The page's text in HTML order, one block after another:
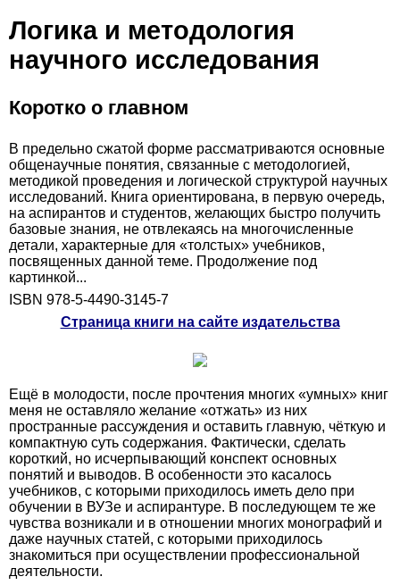
Логика и методология
научного исследования
Коротко о главном
В предельно сжатой форме рассматриваются основные
общенаучные понятия, связанные с методологией,
методикой проведения и логической структурой научных
исследований. Книга ориентирована, в первую очередь,
на аспирантов и студентов, желающих быстро получить
базовые знания, не отвлекаясь на многочисленные
детали, характерные для «толстых» учебников,
посвященных данной теме. Продолжение под
картинкой...
ISBN 978-5-4490-3145-7
Страница книги на сайте издательства
Ещё в молодости, после прочтения многих «умных» книг
меня не оставляло желание «отжать» из них
пространные рассуждения и оставить главную, чёткую и
компактную суть содержания. Фактически, сделать
короткий, но исчерпывающий конспект основных
понятий и выводов. В особенности это касалось
учебников, с которыми приходилось иметь дело при
обучении в ВУЗе и аспирантуре. В последующем те же
чувства возникали и в отношении многих монографий и
даже научных статей, с которыми приходилось
знакомиться при осуществлении профессиональной
деятельности.